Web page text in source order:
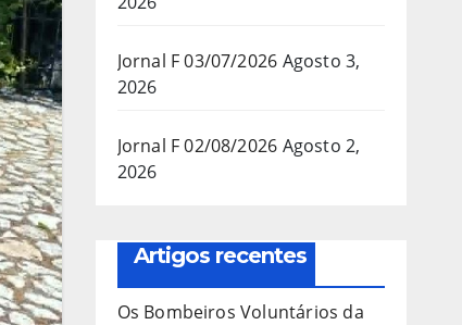
Jornal F 03/07/2026 Agosto 3,
2026
Jornal F 02/08/2026 Agosto 2,
2026
Artigos recentes
Os Bombeiros Voluntários da